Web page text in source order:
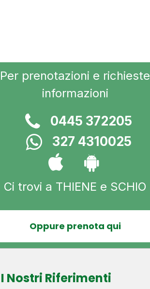
Per prenotazioni e richieste
informazioni
0445 372205
327 4310025
Ci trovi a THIENE e SCHIO
Oppure prenota qui
I Nostri Riferimenti